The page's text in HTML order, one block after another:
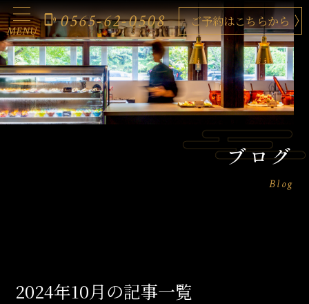
ブログ
Blog
2024年10月の記事一覧
MENU
phonelink_ring 0565-62-0508 ご予約はこちらから